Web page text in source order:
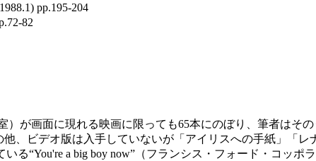
pp.195-204
82
が画面に現れる映画に限っても65本にのぼり、筆者はそ
、ビデオ版は入手していないが「アイリスへの手紙」「レ
る“You're a big boy now”（フランシス・フォード・コッポ